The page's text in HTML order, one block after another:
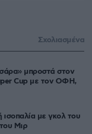
Σχολιασμένα
μπροστά στον
Cup με τον ΟΦΗ,
με γκολ του
Μιρ